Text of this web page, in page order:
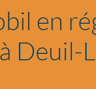
en
Deuil-